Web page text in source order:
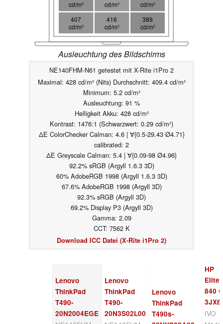
cd/m²
cd/m²
cd/m²
407
cd/m²
416
cd/m²
389
cd/m²
Ausleuchtung des Bildschirms
NE140FHM-N61 getestet mit X-Rite i1Pro 2
Maximal: 428 cd/m² (Nits) Durchschnitt: 409.4 cd/m²
Minimum: 5.2 cd/m²
Ausleuchtung: 91 %
Helligkeit Akku: 428 cd/m²
Kontrast: 1476:1 (Schwarzwert: 0.29 cd/m²)
ΔE ColorChecker Calman: 4.6 | ∀{0.5-29.43 Ø4.71}
calibrated: 2
ΔE Greyscale Calman: 5.4 | ∀{0.09-98 Ø4.96}
92.2% sRGB (Argyll 1.6.3 3D)
60% AdobeRGB 1998 (Argyll 1.6.3 3D)
67.6% AdobeRGB 1998 (Argyll 3D)
92.3% sRGB (Argyll 3D)
69.2% Display P3 (Argyll 3D)
Gamma: 2.09
CCT: 7562 K
Download ICC Datei (X-Rite i1Pro 2)
Lenovo
ThinkPad
T490-
20N2004EGE
Lenovo
ThinkPad
T490-
20N3S02L00
Lenovo
ThinkPad
T490s-
HP
840
IVO